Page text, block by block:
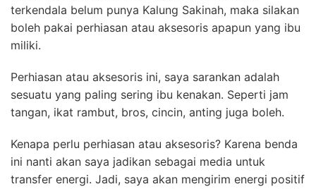
terkendala belum punya Kalung Sakinah, maka silakan
boleh pakai perhiasan atau aksesoris apapun yang ibu
miliki.
Perhiasan atau aksesoris ini, saya sarankan adalah
sesuatu yang paling sering ibu kenakan. Seperti jam
tangan, ikat rambut, bros, cincin, anting juga boleh.
Kenapa perlu perhiasan atau aksesoris? Karena benda
ini nanti akan saya jadikan sebagai media untuk
transfer energi. Jadi, saya akan mengirim energi positif